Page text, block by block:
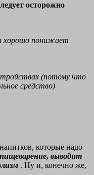
осторожно
хорошо понижает
(потому что
средство)
которые надо
выводит
. Ну и, конечно же,